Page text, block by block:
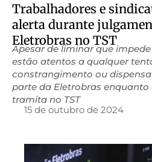
Trabalhadores e
alerta durante
Eletrobras no TST
Apesar de liminar que
estão atentos a qualquer
constrangimento ou
parte da Eletrobras enquanto
tramita no TST
15 de outubro de 2024